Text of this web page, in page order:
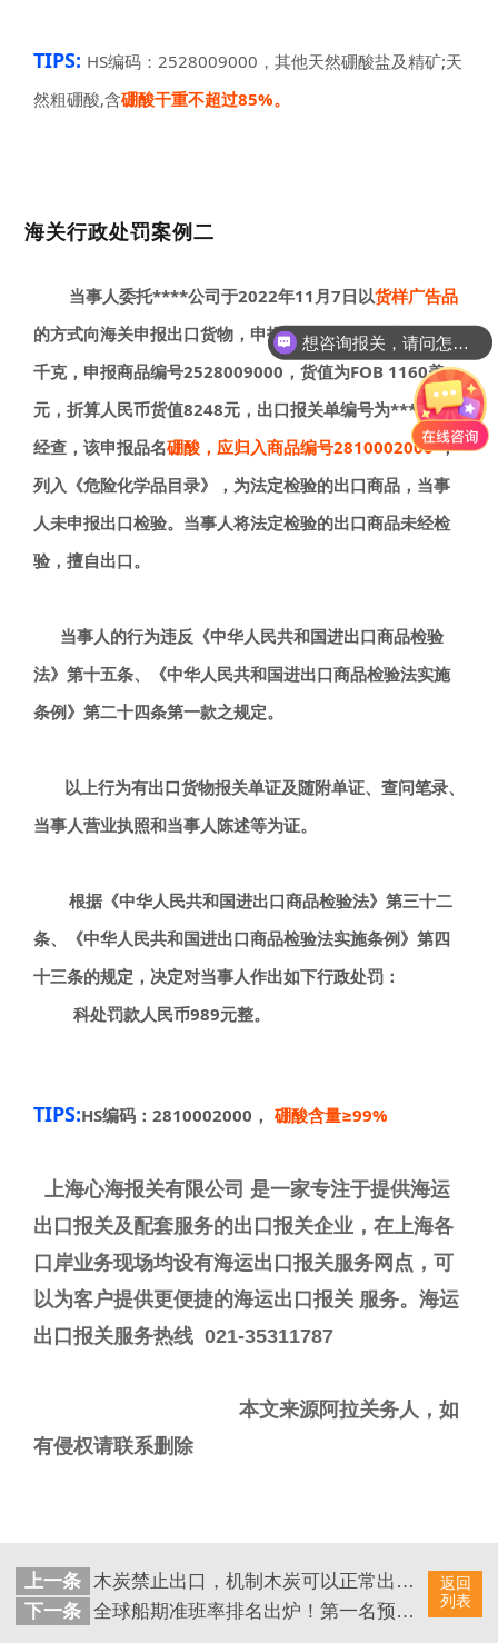
TIPS: HS编码：2528009000，其他天然硼酸盐及精矿;天
然粗硼酸,含硼酸干重不超过85%。
海关行政处罚案例二
当事人委托****公司于2022年11月7日以货样广告品
的方式向海关申报出口货物，申报品名为硼酸，重量为200
千克，申报商品编号2528009000，货值为FOB 1160美
元，折算人民币货值8248元，出口报关单编号为******。
经查，该申报品名硼酸，应归入商品编号2810002000 ，
列入《危险化学品目录》，为法定检验的出口商品，当事
人未申报出口检验。当事人将法定检验的出口商品未经检
验，擅自出口。
当事人的行为违反《中华人民共和国进出口商品检验
法》第十五条、《中华人民共和国进出口商品检验法实施
条例》第二十四条第一款之规定。
以上行为有出口货物报关单证及随附单证、查问笔录、
当事人营业执照和当事人陈述等为证。
根据《中华人民共和国进出口商品检验法》第三十二
条、《中华人民共和国进出口商品检验法实施条例》第四
十三条的规定，决定对当事人作出如下行政处罚：
科处罚款人民币989元整。
TIPS:HS编码：2810002000， 硼酸含量≥99%
上海心海报关有限公司 是一家专注于提供海运
出口报关及配套服务的出口报关企业，在上海各
口岸业务现场均设有海运出口报关服务网点，可
以为客户提供更便捷的海运出口报关 服务。海运
出口报关服务热线 021-35311787
本文来源阿拉关务人，如
有侵权请联系删除
返回
列表
上一条 木炭禁止出口，机制木炭可以正常出口吗？（一）
下一条 全球船期准班率排名出炉！第一名预料之内